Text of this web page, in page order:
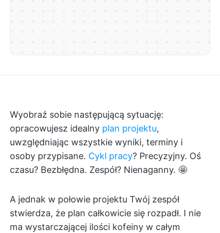
Wyobraź sobie następującą sytuację:
opracowujesz idealny plan projektu,
uwzględniając wszystkie wyniki, terminy i
osoby przypisane. Cykl pracy? Precyzyjny. Oś
czasu? Bezbłędna. Zespół? Nienaganny. 🤩
A jednak w połowie projektu Twój zespół
stwierdza, że plan całkowicie się rozpadł. I nie
ma wystarczającej ilości kofeiny w całym